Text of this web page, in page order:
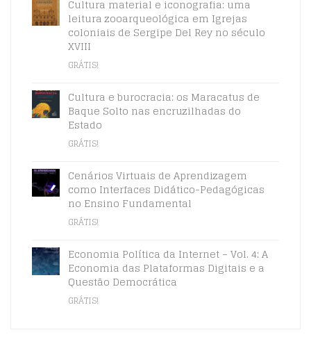
Cultura material e iconografia: uma
leitura zooarqueológica em Igrejas
coloniais de Sergipe Del Rey no século
XVIII
GRÁTIS!
Cultura e burocracia: os Maracatus de
Baque Solto nas encruzilhadas do
Estado
GRÁTIS!
Cenários Virtuais de Aprendizagem
como Interfaces Didático-Pedagógicas
no Ensino Fundamental
GRÁTIS!
Economia Política da Internet – Vol. 4: A
Economia das Plataformas Digitais e a
Questão Democrática
GRÁTIS!